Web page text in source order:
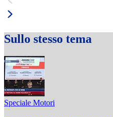
Sullo stesso tema
Speciale Motori